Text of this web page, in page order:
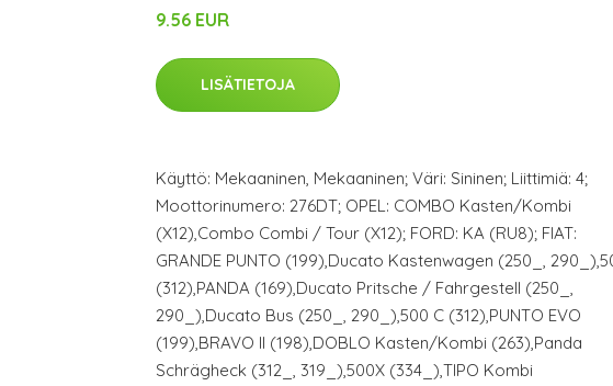
9.56 EUR
LISÄTIETOJA
Käyttö: Mekaaninen, Mekaaninen; Väri: Sininen; Liittimiä: 4;
Moottorinumero: 276DT; OPEL: COMBO Kasten/Kombi
(X12),Combo Combi / Tour (X12); FORD: KA (RU8); FIAT:
GRANDE PUNTO (199),Ducato Kastenwagen (250_,
(312),PANDA (169),Ducato Pritsche / Fahrgestell (250_,
290_),Ducato Bus (250_, 290_),500 C (312),PUNTO EVO
(199),BRAVO II (198),DOBLO Kasten/Kombi (263),Panda
Schrägheck (312_, 319_),500X (334_),TIPO Kombi